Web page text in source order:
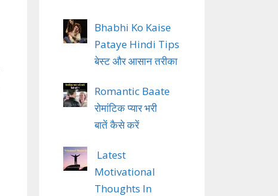
Bhabhi Ko Kaise
Pataye Hindi Tips
बेस्ट और आसान तरीका
Romantic Baate
रोमांटिक प्यार भरी
बातें कैसे करें
Latest
Motivational
Thoughts In